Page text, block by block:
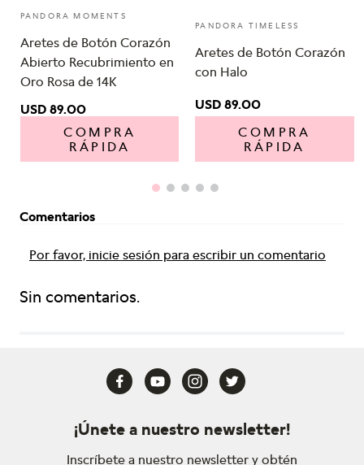
PANDORA MOMENTS
Aretes de Botón Corazón
Abierto Recubrimiento en
Oro Rosa de 14K
USD 89.00
COMPRA
RÁPIDA
PANDORA TIMELESS
Aretes de Botón Corazón
con Halo
USD 89.00
COMPRA
RÁPIDA
Comentarios
Por favor, inicie sesión para escribir un comentario
Sin comentarios.
¡Únete a nuestro newsletter!
Inscríbete a nuestro newsletter y obtén